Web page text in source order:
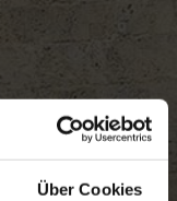
Über Cookies